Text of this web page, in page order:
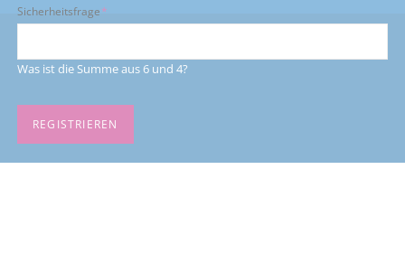
Pflichtfeld
Sicherheitsfrage*
Was ist die Summe aus 6 und 4?
REGISTRIEREN